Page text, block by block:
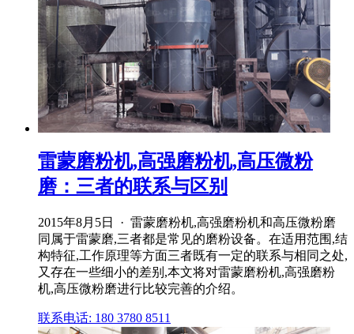
雷蒙磨粉机,高强磨粉机,高压微粉
磨：三者的联系与区别
2015年8月5日 · 雷蒙磨粉机,高强磨粉机和高压微粉磨
同属于雷蒙磨,三者都是常见的磨粉设备。在适用范围,结
构特征,工作原理等方面三者既有一定的联系与相同之处,
又存在一些细小的差别,本文将对雷蒙磨粉机,高强磨粉
机,高压微粉磨进行比较完善的介绍。
联系电话: 180 3780 8511